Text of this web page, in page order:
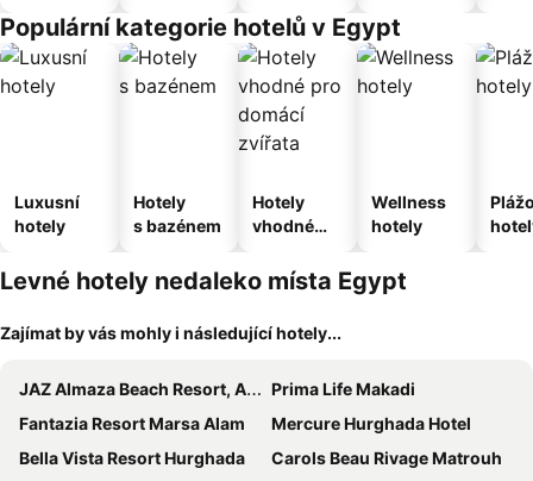
Populární kategorie hotelů v Egypt
Luxusní
hotely
Hotely
s bazénem
Hotely
vhodné
domácí
zvířata
Wellness
hotely
Levné hotely nedaleko místa Egypt
Zajímat by vás mohly i následující hotely...
JAZ Almaza Beach Resort, Almaza Bay
Prima Life Makadi
Fantazia Resort Marsa Alam
Mercure Hurghada Hotel
Bella Vista Resort Hurghada
Carols Beau Rivage Matrouh